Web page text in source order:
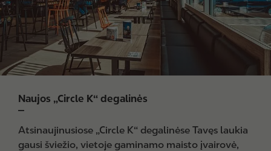
Naujos „Circle K“ degalinės
Atsinaujinusiose „Circle K“ degalinėse Tavęs laukia
gausi šviežio, vietoje gaminamo maisto įvairovė,